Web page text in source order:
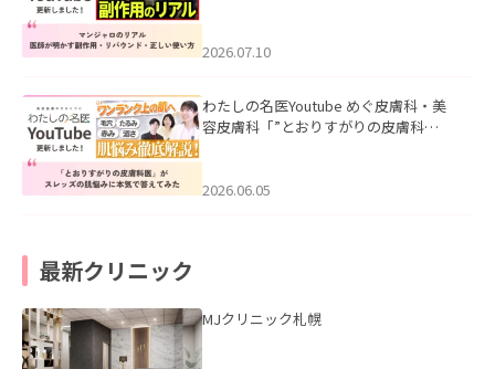
た。
2026.07.10
わたしの名医Youtube めぐ皮膚科・美
容皮膚科「”とおりすがりの皮膚科
2026.06.05
最新クリニック
MJクリニック札幌